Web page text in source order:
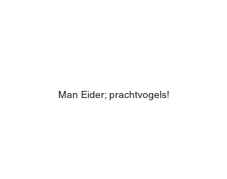
Man Eider; prachtvogels!